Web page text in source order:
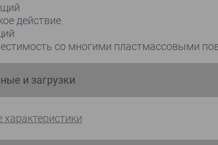
действие
со многими пластмассовыми
и загрузки
характеристики